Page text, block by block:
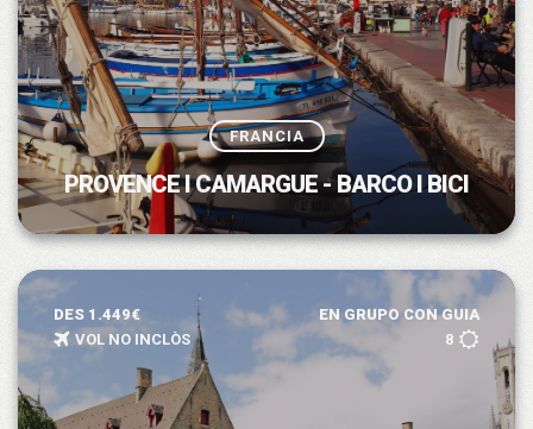
FRANCIA
PROVENCE I CAMARGUE - BARCO I BICI
DES 1.449€
EN GRUPO CON GUIA
VOL NO INCLÒS
8